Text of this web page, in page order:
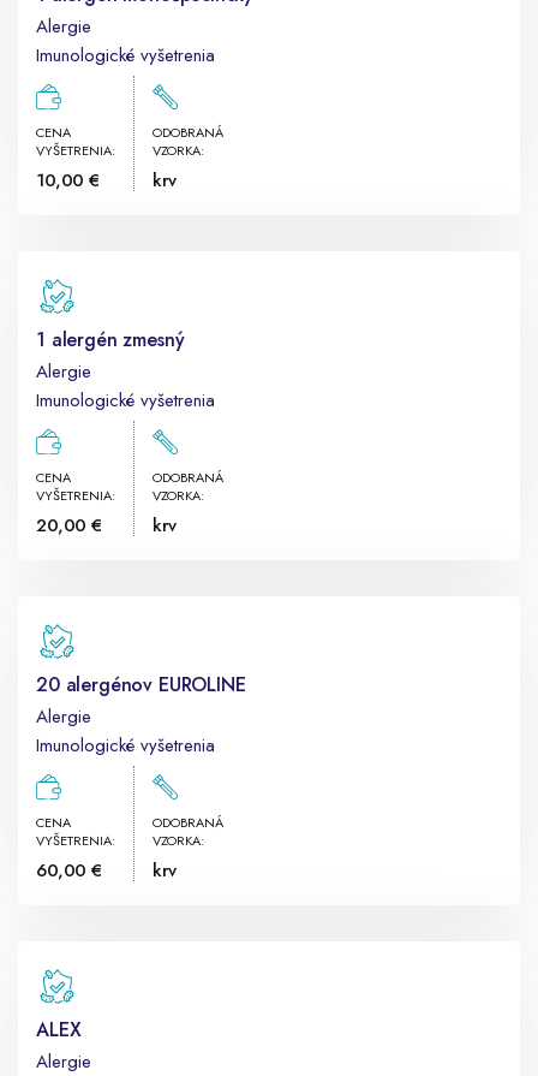
Alergie
Imunologické vyšetrenia
CENA
VYŠETRENIA:
10,00 €
ODOBRANÁ
VZORKA:
krv
1 alergén zmesný
Alergie
Imunologické vyšetrenia
CENA
VYŠETRENIA:
20,00 €
ODOBRANÁ
VZORKA:
krv
20 alergénov EUROLINE
Alergie
Imunologické vyšetrenia
CENA
VYŠETRENIA:
60,00 €
ODOBRANÁ
VZORKA:
krv
ALEX
Alergie